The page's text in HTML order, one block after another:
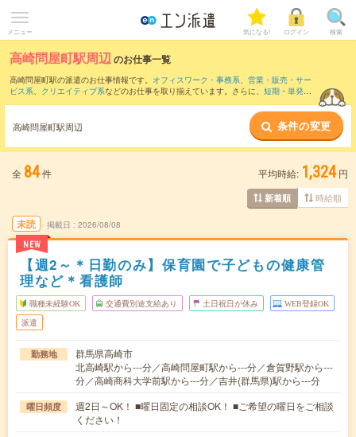
メニュー 気になる! ログイン 検索
高崎問屋町駅周辺のお仕事一覧
高崎問屋町駅の派遣のお仕事情報です。 オフィスワーク・事務系、 営業・販売・サー
ビス系、 クリエイティブ系などのお仕事を取り揃えています。さらに、 短期 ・ 単発な
また、高崎駅・倉賀野駅
など近隣駅のお仕事もご確認
いただけます。
高崎問屋町駅周辺 条件の変更
全 84件 平均時給: 1,324 円
新着順 時給順
未読
NEW
掲載日 2026/08/08
【週2～＊日勤のみ】保育園で子どもの健康管
理など＊看護師
職種未経験OK 交通費別途支給あり 土日祝日が休み WEB登録OK
派遣
勤務地
群馬県高崎市
北高崎駅から---分／高崎問屋町駅から---分／倉賀野駅から---
分／高崎商科大学前駅から---分／吉井(群馬県)駅から---分
曜日頻度
週2日～OK！ ■曜日固定の相談OK！ ■ご希望の曜日をご相談
ください！